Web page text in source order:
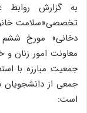
به گزارش
تخصصی«سلامت
دخانی» مورخ ششم
معاونت امور زنان و
جمعیت مبارزه با
جمعی از
است: